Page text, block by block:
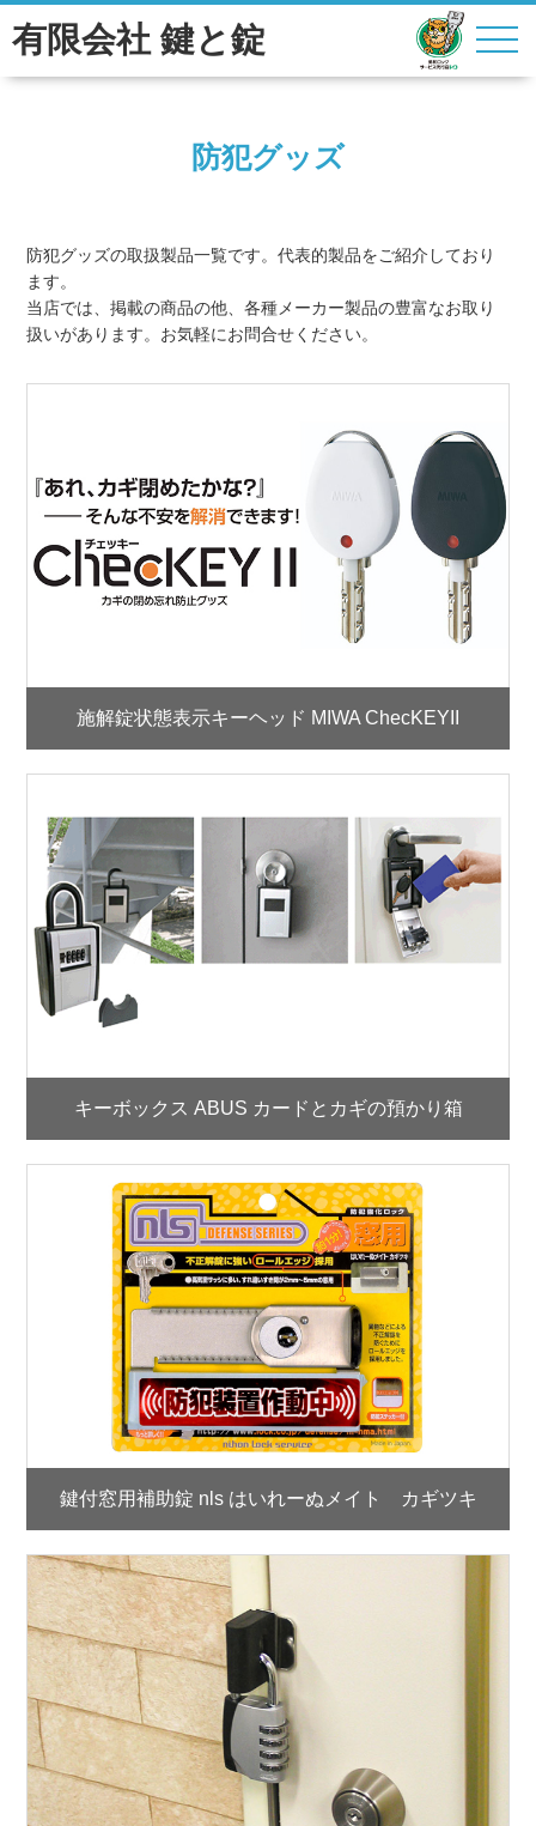
有限会社 鍵と錠
防犯グッズ
防犯グッズの取扱製品一覧です。代表的製品をご紹介しており
ます。
当店では、掲載の商品の他、各種メーカー製品の豊富なお取り
扱いがあります。お気軽にお問合せください。
施解錠状態表示キーヘッド MIWA ChecKEYII
キーボックス ABUS カードとカギの預かり箱
鍵付窓用補助錠 nls はいれーぬメイト カギツキ